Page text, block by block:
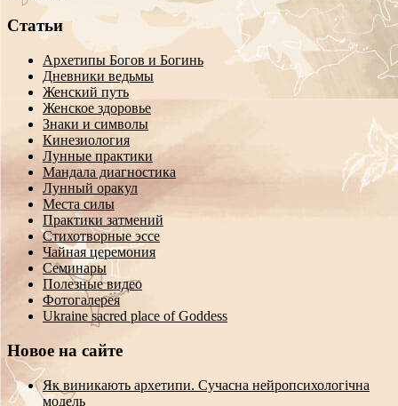
Статьи
Архетипы Богов и Богинь
Дневники ведьмы
Женский путь
Женское здоровье
Знаки и символы
Кинезиология
Лунные практики
Мандала диагностика
Лунный оракул
Места силы
Практики затмений
Стихотворные эссе
Чайная церемония
Семинары
Полезные видео
Фотогалерея
Ukraine sacred place of Goddess
Новое на сайте
Як виникають архетипи. Сучасна нейропсихологічна
модель